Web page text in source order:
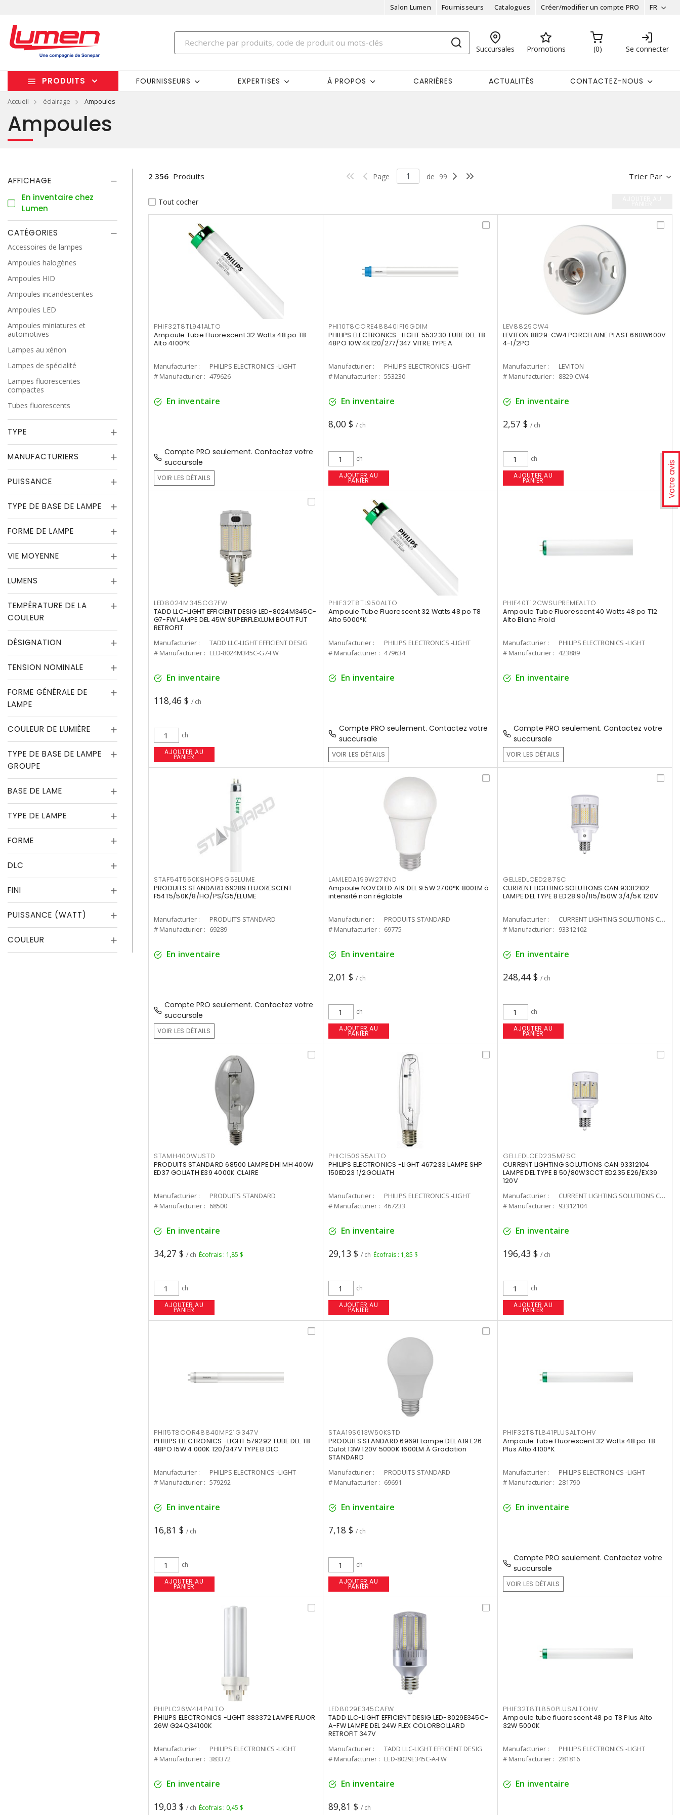
Salon Lumen Fournisseurs Catalogues Créer/modifier un compte PRO FR
Succursales Promotions 0 Se connecter
PRODUITS FOURNISSEURS EXPERTISES À PROPOS CARRIÈRES ACTUALITÉS CONTACTEZ-NOUS
Accueil éclairage Ampoules
Votre avis
Ampoules
AFFICHAGE
En inventaire chez
Lumen
CATÉGORIES
Accessoires de lampes
Ampoules halogènes
Ampoules HID
Ampoules incandescentes
Ampoules LED
Ampoules miniatures et
automotives
Lampes au xénon
Lampes de spécialité
Lampes fluorescentes
compactes
Tubes fluorescents
TYPE
MANUFACTURIERS
PUISSANCE
TYPE DE BASE DE LAMPE
FORME DE LAMPE
VIE MOYENNE
LUMENS
TEMPÉRATURE DE LA
COULEUR
DÉSIGNATION
TENSION NOMINALE
FORME GÉNÉRALE DE
LAMPE
COULEUR DE LUMIÈRE
TYPE DE BASE DE LAMPE
GROUPE
BASE DE LAME
TYPE DE LAMPE
FORME
DLC
FINI
PUISSANCE (WATT)
COULEUR
Trier Par
2 356 Produits Page de 99
Tout cocher
PHIF32T8TL941ALTO
Ampoule Tube Fluorescent 32 Watts 48 po T8
Alto 4100°K
Manufacturier :
PHILIPS ELECTRONICS -LIGHT
# Manufacturier : 479626
En inventaire
Compte PRO seulement. Contactez votre
succursale
VOIR LES DÉTAILS
PHI10T8CORE48840IF16GDIM
PHILIPS ELECTRONICS -LIGHT 553230 TUBE DEL T8
48PO 10W 4K120/277/347 VITRE TYPE A
Manufacturier :
PHILIPS ELECTRONICS -LIGHT
# Manufacturier : 553230
En inventaire
8,00 $ / ch
ch
AJOUTER AU
PANIER
LEV8829CW4
LEVITON 8829-CW4 PORCELAINE PLAST 660W600V
4-1/2PO
Manufacturier :
LEVITON
# Manufacturier : 8829-CW4
En inventaire
2,57 $ / ch
ch
AJOUTER AU
PANIER
LED8024M345CG7FW
TADD LLC-LIGHT EFFICIENT DESIG LED-8024M345C-
G7-FW LAMPE DEL 45W SUPERFLEXLUM BOUT FUT
RETROFIT
Manufacturier :
TADD LLC-LIGHT EFFICIENT DESIG
# Manufacturier : LED-8024M345C-G7-FW
En inventaire
118,46 $ / ch
ch
AJOUTER AU
PANIER
PHIF32T8TL950ALTO
Ampoule Tube Fluorescent 32 Watts 48 po T8
Alto 5000°K
Manufacturier :
PHILIPS ELECTRONICS -LIGHT
# Manufacturier : 479634
En inventaire
Compte PRO seulement. Contactez votre
succursale
VOIR LES DÉTAILS
PHIF40T12CWSUPREMEALTO
Ampoule Tube Fluorescent 40 Watts 48 po T12
Alto Blanc Froid
Manufacturier :
PHILIPS ELECTRONICS -LIGHT
# Manufacturier : 423889
En inventaire
Compte PRO seulement. Contactez votre
succursale
VOIR LES DÉTAILS
STAF54T550K8HOPSG5ELUME
PRODUITS STANDARD 69289 FLUORESCENT
F54T5/50K/8/HO/PS/G5/ELUME
Manufacturier :
PRODUITS STANDARD
# Manufacturier : 69289
En inventaire
Compte PRO seulement. Contactez votre
succursale
VOIR LES DÉTAILS
LAMLEDA199W27KND
Ampoule NOVOLED A19 DEL 9.5W 2700°K 800LM à
intensité non réglable
Manufacturier :
PRODUITS STANDARD
# Manufacturier : 69775
En inventaire
2,01 $ / ch
ch
AJOUTER AU
PANIER
GELLEDLCED287SC
CURRENT LIGHTING SOLUTIONS CAN 93312102
LAMPE DEL TYPE B ED28 90/115/150W 3/4/5K 120V
Manufacturier :
CURRENT LIGHTING SOLUTIONS CAN
# Manufacturier : 93312102
En inventaire
248,44 $ / ch
ch
AJOUTER AU
PANIER
STAMH400WUSTD
PRODUITS STANDARD 68500 LAMPE DHI MH 400W
ED37 GOLIATH E39 4000K CLAIRE
Manufacturier :
PRODUITS STANDARD
# Manufacturier : 68500
En inventaire
34,27 $ / ch Écofrais : 1,85 $
ch
AJOUTER AU
PANIER
PHIC150S55ALTO
PHILIPS ELECTRONICS -LIGHT 467233 LAMPE SHP
150ED23 1/2GOLIATH
Manufacturier :
PHILIPS ELECTRONICS -LIGHT
# Manufacturier : 467233
En inventaire
29,13 $ / ch Écofrais : 1,85 $
ch
AJOUTER AU
PANIER
GELLEDLCED235M7SC
CURRENT LIGHTING SOLUTIONS CAN 93312104
LAMPE DEL TYPE B 50/80W3CCT ED235 E26/EX39
120V
Manufacturier :
CURRENT LIGHTING SOLUTIONS CAN
# Manufacturier : 93312104
En inventaire
196,43 $ / ch
ch
AJOUTER AU
PANIER
PHI15T8COR48840MF21G347V
PHILIPS ELECTRONICS -LIGHT 579292 TUBE DEL T8
48PO 15W 4 000K 120/347V TYPE B DLC
Manufacturier :
PHILIPS ELECTRONICS -LIGHT
# Manufacturier : 579292
En inventaire
16,81 $ / ch
ch
AJOUTER AU
PANIER
STAA19S613W50KSTD
PRODUITS STANDARD 69691 Lampe DEL A19 E26
Culot 13W 120V 5000K 1600LM À Gradation
STANDARD
Manufacturier :
PRODUITS STANDARD
# Manufacturier : 69691
En inventaire
7,18 $ / ch
ch
AJOUTER AU
PANIER
PHIF32T8TL841PLUSALTOHV
Ampoule Tube Fluorescent 32 Watts 48 po T8
Plus Alto 4100°K
Manufacturier :
PHILIPS ELECTRONICS -LIGHT
# Manufacturier : 281790
En inventaire
Compte PRO seulement. Contactez votre
succursale
VOIR LES DÉTAILS
PHIPLC26W414PALTO
PHILIPS ELECTRONICS -LIGHT 383372 LAMPE FLUOR
26W G24Q34100K
Manufacturier :
PHILIPS ELECTRONICS -LIGHT
# Manufacturier : 383372
En inventaire
19,03 $ / ch Écofrais : 0,45 $
LED8029E345CAFW
TADD LLC-LIGHT EFFICIENT DESIG LED-8029E345C-
A-FW LAMPE DEL 24W FLEX COLORBOLLARD
RETROFIT 347V
Manufacturier :
TADD LLC-LIGHT EFFICIENT DESIG
# Manufacturier : LED-8029E345C-A-FW
En inventaire
89,81 $ / ch
PHIF32T8TL850PLUSALTOHV
Ampoule tube fluorescent 48 po T8 Plus Alto
32W 5000K
Manufacturier :
PHILIPS ELECTRONICS -LIGHT
# Manufacturier : 281816
En inventaire